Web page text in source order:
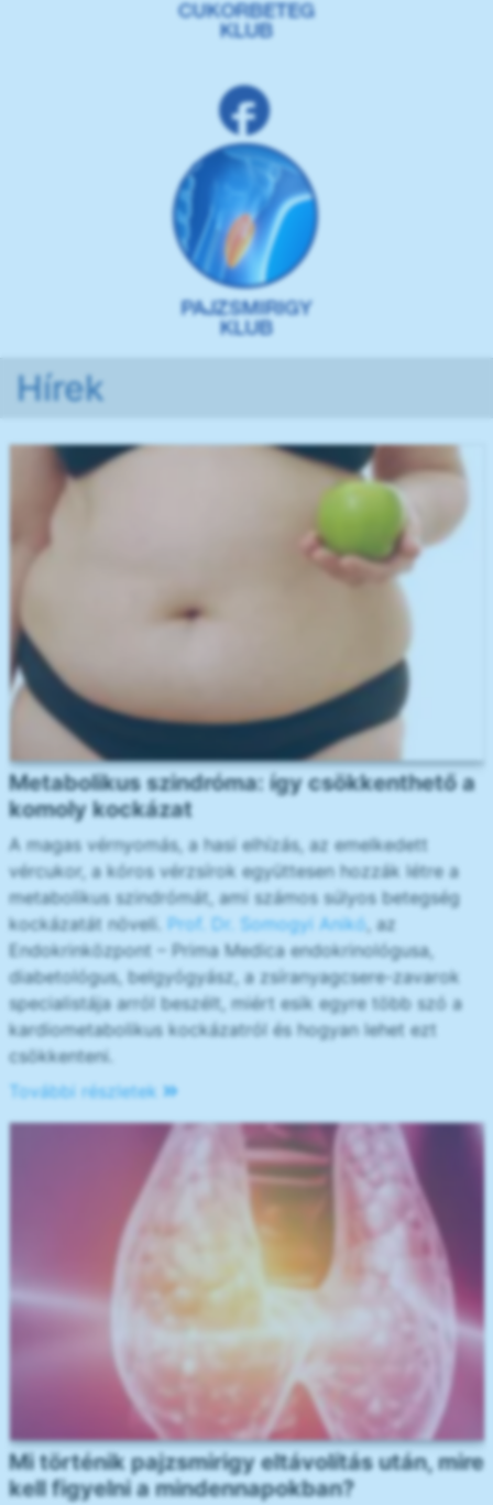
Hírek
Metabolikus szindróma: így csökkenthető a
komoly kockázat
A magas vérnyomás, a hasi elhízás, az emelkedett
vércukor, a kóros vérzsírok együttesen hozzák létre a
metabolikus szindrómát, ami számos súlyos betegség
kockázatát növeli. Prof. Dr. Somogyi Anikó , az
Endokrinközpont – Prima Medica endokrinológusa,
diabetológus, belgyógyász, a zsíranyagcsere-zavarok
specialistája arról beszélt, miért esik egyre több szó a
kardiometabolikus kockázatról és hogyan lehet ezt
csökkenteni.
További részletek
Mi történik pajzsmirigy eltávolítás után, mire
kell figyelni a mindennapokban?